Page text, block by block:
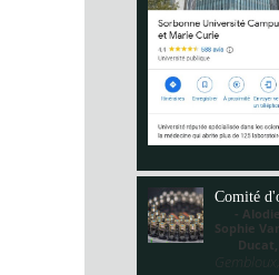
Comité
- Alodie
Sophie